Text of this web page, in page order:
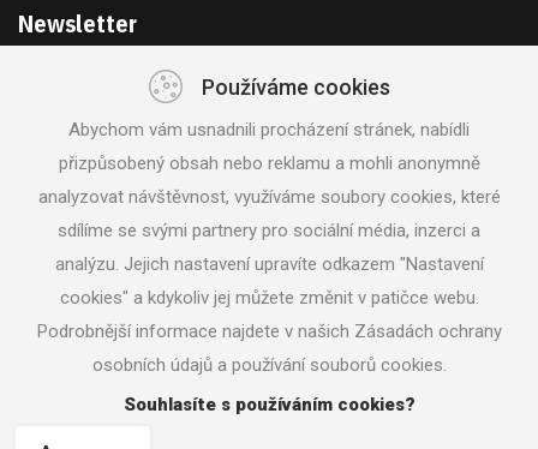
Newsletter
Získejte akce a novinky z první ruky
SLEDUJTE NÁS
© 2018 Svět nářadí |Nastavení cookies|Vrácení zboží /
Odstoupení od smlouvy | Tvorba www stránekMachin.cz
Používáme cookies
Abychom vám usnadnili procházení stránek, nabídli
přizpůsobený obsah nebo reklamu a mohli anonymně
analyzovat návštěvnost, využíváme soubory cookies, které
sdílíme se svými partnery pro sociální média, inzerci a
analýzu. Jejich nastavení upravíte odkazem "Nastavení
cookies" a kdykoliv jej můžete změnit v patičce webu.
Podrobnější informace najdete v našich Zásadách ochrany
osobních údajů a používání souborů cookies.
Souhlasíte s používáním cookies?